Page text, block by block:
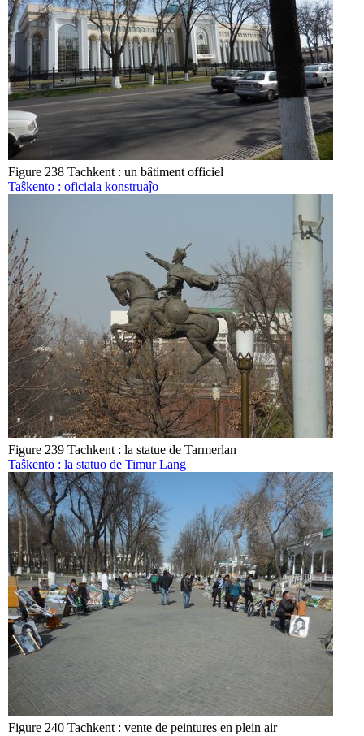
Figure 238 Tachkent : un bâtiment officiel
Taŝkento : oficiala konstruaĵo
Figure 239 Tachkent : la statue de Tarmerlan
Taŝkento : la statuo de Timur Lang
Figure 240 Tachkent : vente de peintures en plein air